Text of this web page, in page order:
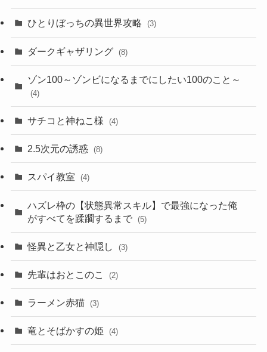
ひとりぼっちの異世界攻略 (3)
ダークギャザリング (8)
ゾン100～ゾンビになるまでにしたい100のこと～
(4)
サチコと神ねこ様 (4)
2.5次元の誘惑 (8)
スパイ教室 (4)
ハズレ枠の【状態異常スキル】で最強になった俺
がすべてを蹂躙するまで
(5)
怪異と乙女と神隠し (3)
先輩はおとこのこ (2)
ラーメン赤猫 (3)
竜とそばかすの姫 (4)